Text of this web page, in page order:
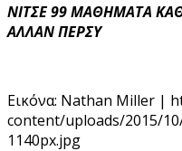
ΝΙΤΣΕ 99 ΜΑΘΗΜΑΤΑ
ΑΛΛΑΝ ΠΕΡΣΥ
Εικόνα: Nathan Miller |
content/uploads/2015/
1140px.jpg